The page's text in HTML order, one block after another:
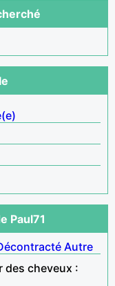
Paul71
Autre
des cheveux :